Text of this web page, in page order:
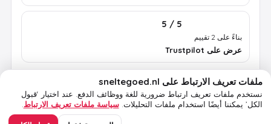
5 / 5
بناءً على 2 تقييم
عرض على Trustpilot
الشروطالخصوصيةسياسة ملفات تعريف الارتباطملفات تعريف الارتباط على sneltegoed.nl
نستخدم ملفات تعريف ارتباط ضرورية للغة ووظائف الدفع. عند اختيار ‘قبول
الكل’ يمكننا أيضًا استخدام ملفات التحليلات. سياسة ملفات تعريف الارتباط